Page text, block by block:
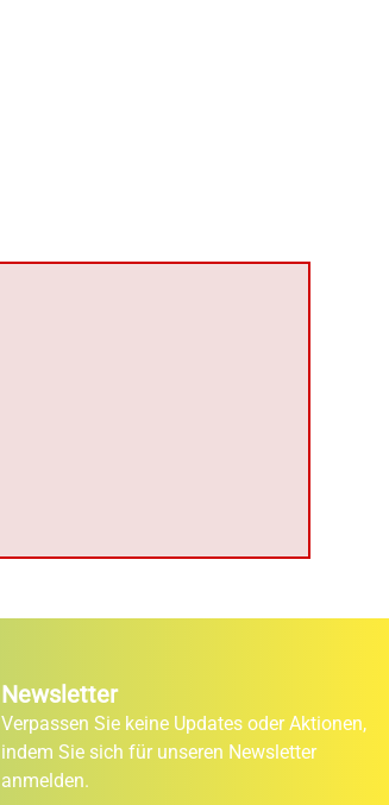
Newsletter
Verpassen Sie keine Updates oder Aktionen,
indem Sie sich für unseren Newsletter
anmelden.